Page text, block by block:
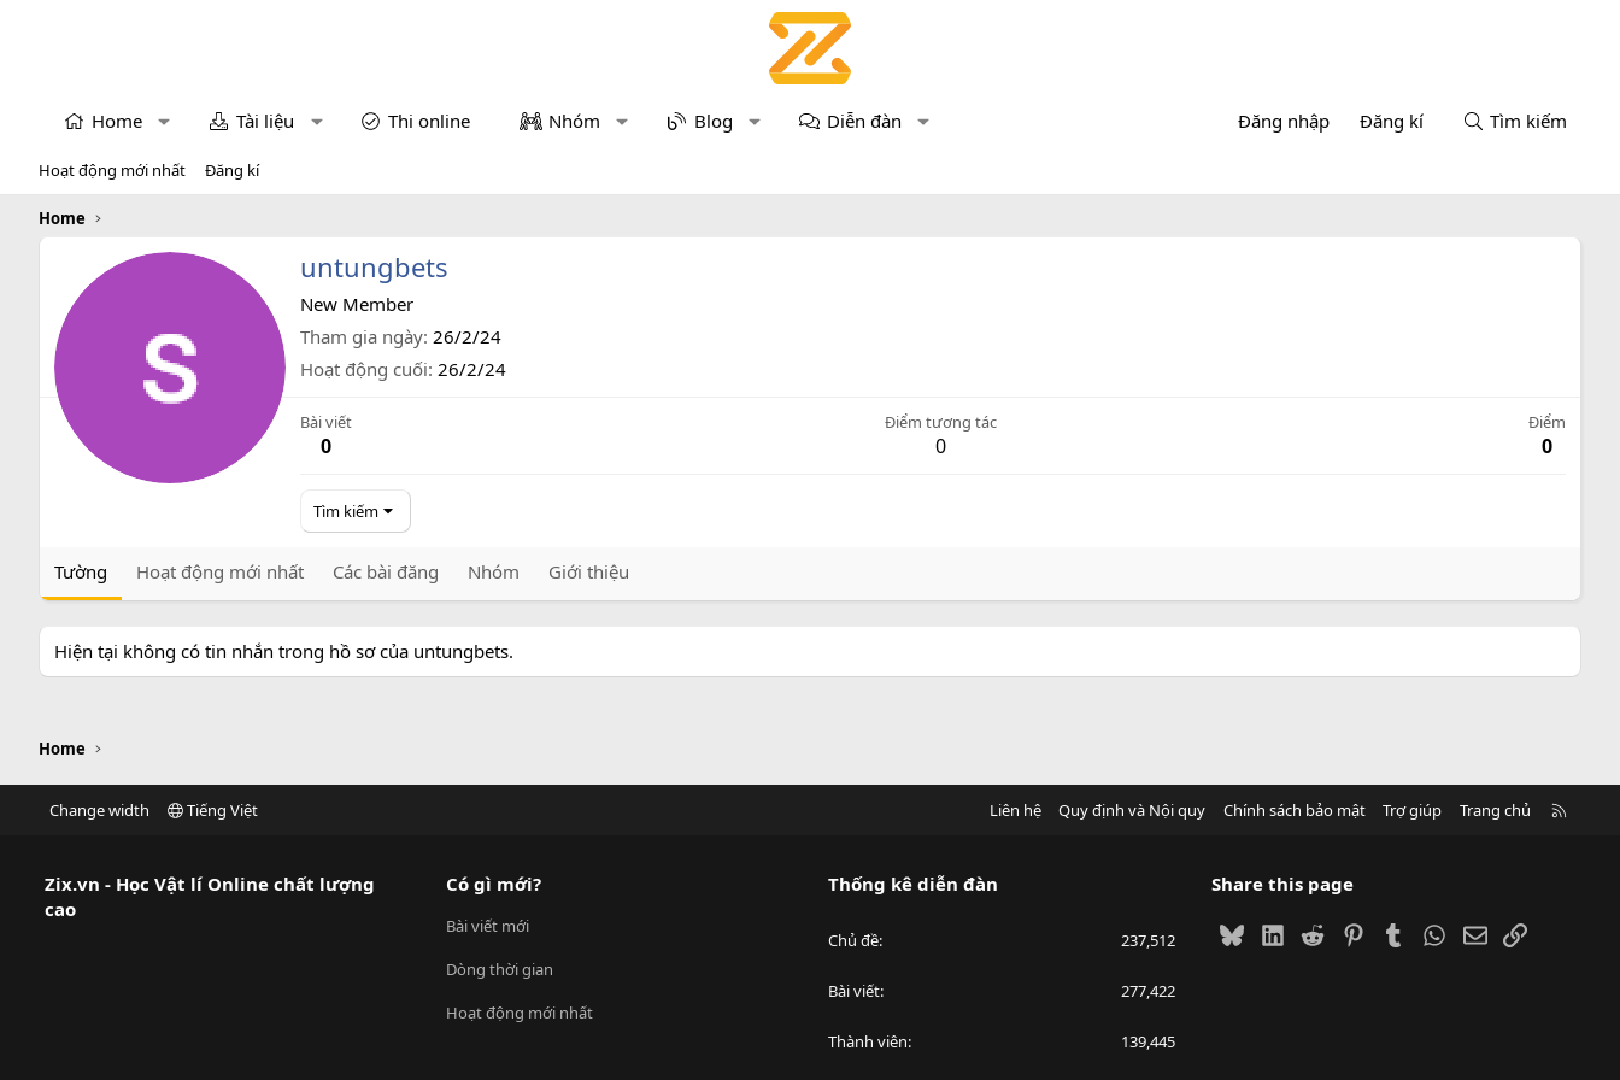
Home Tài liệu Thi online Nhóm Blog Diễn đàn Đăng nhập Đăng kí Tìm kiếm
Hoạt động mới nhất Đăng kí
Home
untungbets
New Member
Tham gia ngày 26/2/24
Hoạt động cuối 26/2/24
Bài viết
0
Điểm tương tác
0
Điểm
0
Tìm kiếm
Tường Hoạt động mới nhất Các bài đăng Nhóm Giới thiệu
Hiện tại không có tin nhắn trong hồ sơ của untungbets.
Home
Change width Tiếng Việt Liên hệ Quy định và Nội quy Chính sách bảo mật Trợ giúp Trang chủ
Zix.vn - Học Vật lí Online chất lượng
cao
Có gì mới?
Bài viết mới
Dòng thời gian
Hoạt động mới nhất
Thống kê diễn đàn
Chủ đề 237,512
Bài viết 277,422
Thành viên 139,445
Share this page
BlueskyLinkedIn
Reddit PinterestTumblrWhatsApp
EmailLink